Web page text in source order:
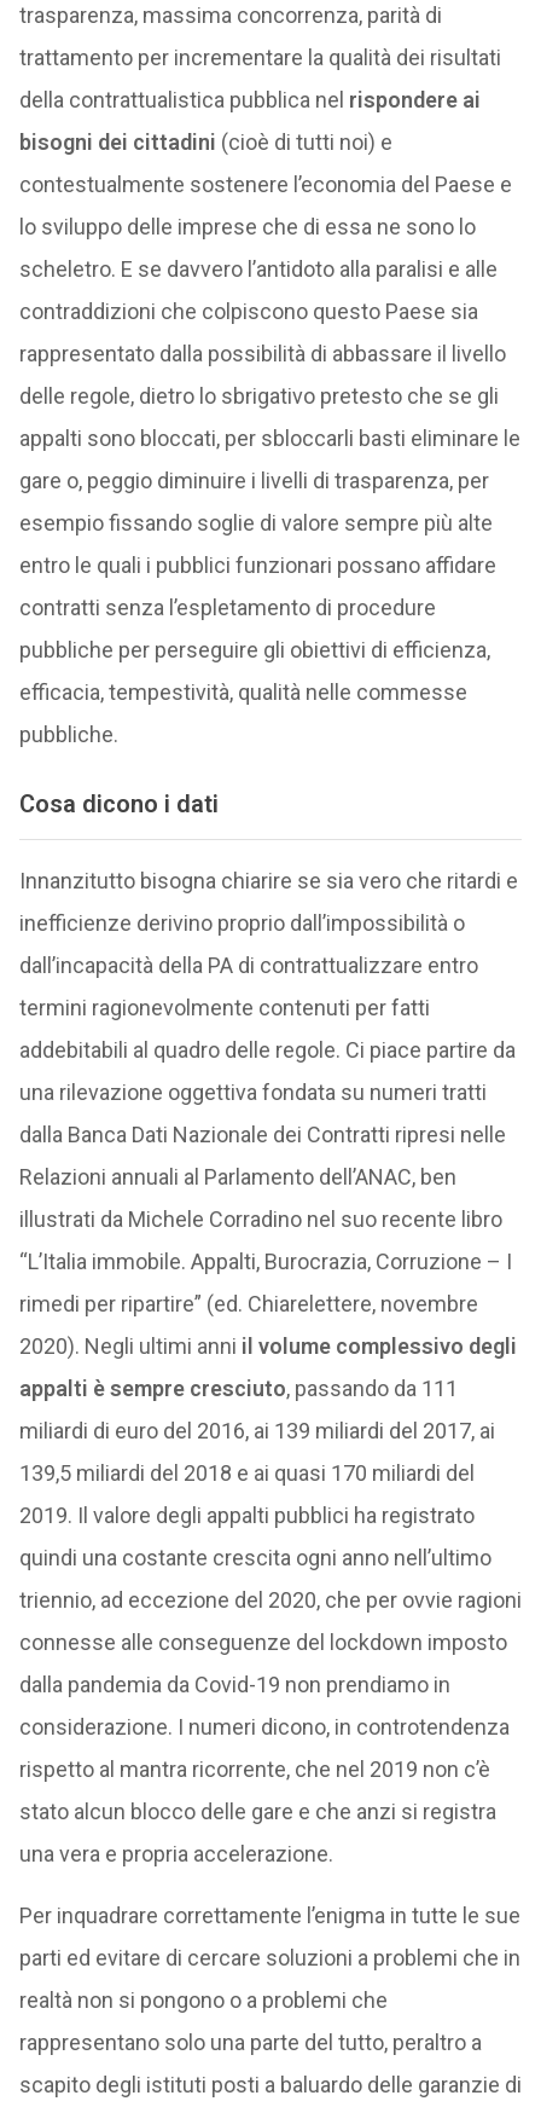
trasparenza, massima concorrenza, parità di
trattamento per incrementare la qualità dei risultati
della contrattualistica pubblica nel rispondere ai
bisogni dei cittadini (cioè di tutti noi) e
contestualmente sostenere l’economia del Paese e
lo sviluppo delle imprese che di essa ne sono lo
scheletro. E se davvero l’antidoto alla paralisi e alle
contraddizioni che colpiscono questo Paese sia
rappresentato dalla possibilità di abbassare il livello
delle regole, dietro lo sbrigativo pretesto che se gli
appalti sono bloccati, per sbloccarli basti eliminare le
gare o, peggio diminuire i livelli di trasparenza, per
esempio fissando soglie di valore sempre più alte
entro le quali i pubblici funzionari possano affidare
contratti senza l’espletamento di procedure
pubbliche per perseguire gli obiettivi di efficienza,
efficacia, tempestività, qualità nelle commesse
pubbliche.
Cosa dicono i dati
Innanzitutto bisogna chiarire se sia vero che ritardi e
inefficienze derivino proprio dall’impossibilità o
dall’incapacità della PA di contrattualizzare entro
termini ragionevolmente contenuti per fatti
addebitabili al quadro delle regole. Ci piace partire da
una rilevazione oggettiva fondata su numeri tratti
dalla Banca Dati Nazionale dei Contratti ripresi nelle
Relazioni annuali al Parlamento dell’ANAC, ben
illustrati da Michele Corradino nel suo recente libro
“L’Italia immobile. Appalti, Burocrazia, Corruzione – I
rimedi per ripartire” (ed. Chiarelettere, novembre
2020). Negli ultimi anni il volume complessivo degli
appalti è sempre cresciuto, passando da 111
miliardi di euro del 2016, ai 139 miliardi del 2017, ai
139,5 miliardi del 2018 e ai quasi 170 miliardi del
2019. Il valore degli appalti pubblici ha registrato
quindi una costante crescita ogni anno nell’ultimo
triennio, ad eccezione del 2020, che per ovvie ragioni
connesse alle conseguenze del lockdown imposto
dalla pandemia da Covid-19 non prendiamo in
considerazione. I numeri dicono, in controtendenza
rispetto al mantra ricorrente, che nel 2019 non c’è
stato alcun blocco delle gare e che anzi si registra
una vera e propria accelerazione.
Per inquadrare correttamente l’enigma in tutte le sue
parti ed evitare di cercare soluzioni a problemi che in
realtà non si pongono o a problemi che
rappresentano solo una parte del tutto, peraltro a
scapito degli istituti posti a baluardo delle garanzie di